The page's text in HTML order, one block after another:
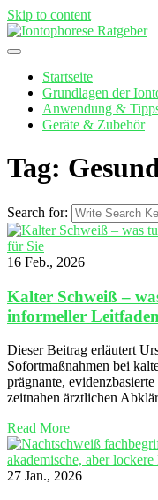
Skip to content
Startseite
Grundlagen der
Anwendung &
Geräte & Zubehör
Tag:
Search for:
16 Feb., 2026
Kalter Schweiß –
informeller
Dieser Beitrag erläutert
Sofortmaßnahmen bei
prägnante,
zeitnahen ärztlichen
Read More
27 Jan., 2026